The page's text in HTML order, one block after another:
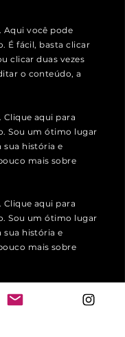
Aqui você pode
É fácil, basta clicar
clicar duas vezes
o conteúdo, a
Clique aqui para
Sou um ótimo lugar
sua história e
mais sobre
Clique aqui para
Sou um ótimo lugar
sua história e
mais sobre
É fácil, basta clicar